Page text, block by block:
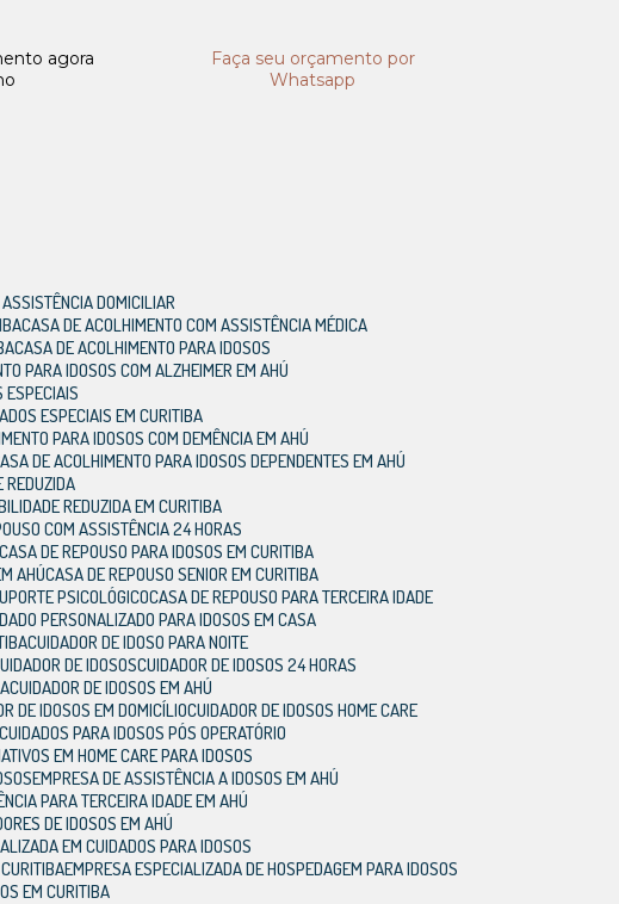
agora
Faça seu orçamento por
Whatsapp
ASSISTÊNCIA DOMICILIAR
CASA DE ACOLHIMENTO COM ASSISTÊNCIA MÉDICA
CASA DE ACOLHIMENTO PARA IDOSOS
PARA IDOSOS COM ALZHEIMER EM AHÚ
ESPECIAIS
ESPECIAIS EM CURITIBA
PARA IDOSOS COM DEMÊNCIA EM AHÚ
CASA DE ACOLHIMENTO PARA IDOSOS DEPENDENTES EM AHÚ
REDUZIDA
REDUZIDA EM CURITIBA
COM ASSISTÊNCIA 24 HORAS
CASA DE REPOUSO PARA IDOSOS EM CURITIBA
AHÚ CASA DE REPOUSO SENIOR EM CURITIBA
PSICOLÓGICO CASA DE REPOUSO PARA TERCEIRA IDADE
PERSONALIZADO PARA IDOSOS EM CASA
CUIDADOR DE IDOSO PARA NOITE
CUIDADOR DE IDOSOS CUIDADOR DE IDOSOS 24 HORAS
CUIDADOR DE IDOSOS EM AHÚ
DE IDOSOS EM DOMICÍLIO CUIDADOR DE IDOSOS HOME CARE
CUIDADOS PARA IDOSOS PÓS OPERATÓRIO
EM HOME CARE PARA IDOSOS
EMPRESA DE ASSISTÊNCIA A IDOSOS EM AHÚ
PARA TERCEIRA IDADE EM AHÚ
DE IDOSOS EM AHÚ
EM CUIDADOS PARA IDOSOS
EMPRESA ESPECIALIZADA DE HOSPEDAGEM PARA IDOSOS
EM CURITIBA